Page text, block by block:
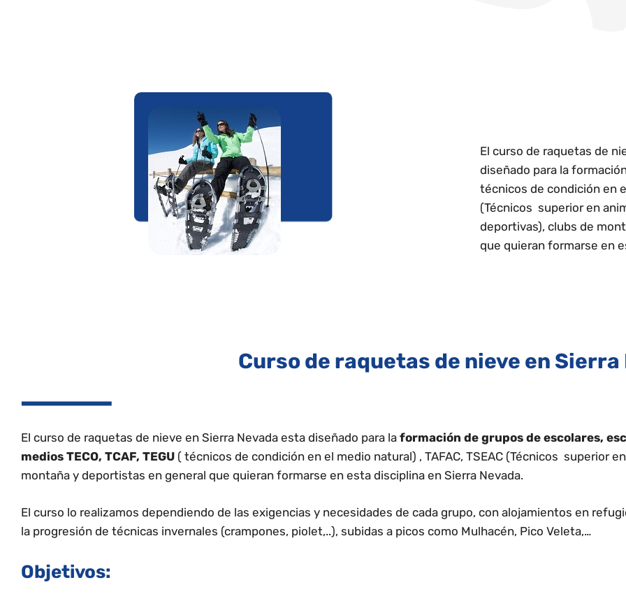
El curso de raquetas de
diseñado para la
técnicos de condición en
(Técnicos superior en
deportivas), clubs de
que quieran formarse en
Curso de raquetas de nieve en Sierra
El curso de raquetas de nieve en Sierra Nevada esta diseñado para la formación de grupos de escolares,
medios TECO, TCAF, TEGU ( técnicos de condición en el medio natural) , TAFAC, TSEAC (Técnicos superior
montaña y deportistas en general que quieran formarse en esta disciplina en Sierra Nevada.
El curso lo realizamos dependiendo de las exigencias y necesidades de cada grupo, con alojamientos en
la progresión de técnicas invernales (crampones, piolet,..), subidas a picos como Mulhacén, Pico Veleta,…
Objetivos: